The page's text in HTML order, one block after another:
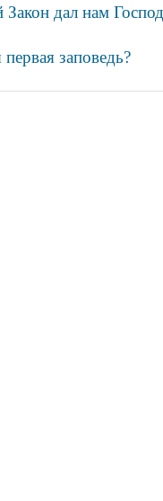
Закон дал нам
первая заповедь?